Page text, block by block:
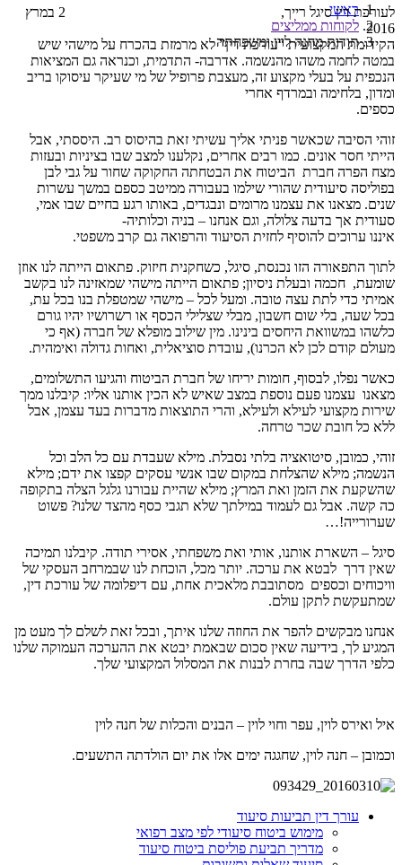
ראשי
לקוחות ממליצים
תודות מחנה לוין ומשפחתה
לעורכת דין סיגל רייך, 2 במרץ
2016
הקידומת המקצועית “עורכת דין” לא מרמזת בהכרח על מישהי שיש
במטה לחמה משהו מהנשמה. אדרבה- התדמית, וכנראה גם המציאות
הנכפית על בעלי מקצוע זה, מעצבת פרופיל של מי שעיקר עיסוקו בריב
ומדון, בלחימה ובמרדף אחרי
כספים.
זוהי הסיבה שכאשר פניתי אליך עשיתי זאת בהיסוס רב. היססתי, אבל
הייתי חסר אונים. כמו רבים אחרים, נקלענו למצב שבו בציניות ובעזות
מצח הפרה חברת הביטוח את הבטחתה החקוקה שחור על גבי לבן
בפוליסה סיעודית שהורי שילמו בעבורה ממיטב כספם במשך עשרות
שנים. מצאנו את עצמנו מרומים ונבגדים, באותו רגע בחיים שבו אמי,
סעודית אך בדעה צלולה, וגם אנחנו – בניה וכלותיה-
איננו ערוכים להוסיף לחזית הסיעוד והרפואה גם קרב משפטי.
לתוך התפאורה הזו נכנסת, סיגל, כשחקנית חיזוק. פתאום הייתה לנו אוזן
שומעת, חכמה ובעלת ניסיון; פתאום הייתה מישהי שמאזינה לנו בקשב
אמיתי כדי לתת עצה טובה. ומעל לכל – מישהי שמטפלת בנו בכל עת,
בכל שעה, בלי שום חשבון, מבלי שצלילי הכסף או רשרושיו יהיו גורם
כלשהו במשוואת היחסים בינינו. מין שילוב מופלא של חברה (אף כי
מעולם קודם לכן לא הכרנו), עובדת סוציאלית, ואחות גדולה ואימהית.
כאשר נפלו, לבסוף, חומות יריחו של חברת הביטוח והגיעו התשלומים,
מצאנו עצמנו פעם נוספת במצב שאיש לא הכין אותנו אליו: קיבלנו ממך
שירות מקצועי לעילא ולעילא, והרי התוצאות מדברות בעד עצמן, אבל
ללא כל חובת שכר טרחה.
זוהי, כמובן, סיטואציה בלתי נסבלת. מילא שעבדת עם כל הלב וכל
הנשמה; מילא שהצלחת במקום שבו אנשי עסקים קפצו את ידם; מילא
שהשקעת את הזמן ואת המרץ; מילא שהיית עבורנו גלגל הצלה בתקופה
כה קשה. אבל גם לעמוד במילתך שלא תגבי כסף מהצד שלנו? פשוט
שערורייה!…
סיגל – השארת אותנו, אותי ואת משפחתי, אסירי תודה. קיבלנו תמיכה
שאין דרך לבטא את ערכה. יותר מכל, הוכחת לנו שבמרחב העסקי של
וויכוחים וכספים מסתובבת מלאכית אחת, עם דיפלומה של עורכת דין,
שמתעקשת לתקן עולם.
אנחנו מבקשים להפר את החוזה שלנו איתך, ובכל זאת לשלם לך מעט מן
המגיע לך, בידיעה שאין סכום שבאמת יבטא את ההערכה העמוקה שלנו
כלפי הדרך שבה בחרת לבנות את המסלול המקצועי שלך.
איל ואירס לוין, עפר וחוי לוין – הבנים והכלות של חנה לוין
וכמובן – חנה לוין, שחגגה ימים אלו את יום הולדתה התשעים.
עורך דין תביעות סיעוד
מימוש ביטוח סיעודי לפי מצב רפואי
מדריך תביעת פוליסת ביטוח סיעוד